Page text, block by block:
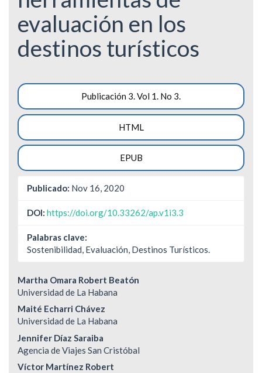
evaluación en los
destinos turísticos
Barra
lateral
del
artículo
Publicación 3. Vol 1. No 3.
HTML
EPUB
Publicado: Nov 16, 2020
DOI: https://doi.org/10.33262/ap.v1i3.3
Palabras clave:
Sostenibilidad, Evaluación, Destinos Turísticos.
Contenido
principal
del
artículo
Martha Omara Robert Beatón
Universidad de La Habana
Maité Echarri Chávez
Universidad de La Habana
Jennifer Díaz Saraiba
Agencia de Viajes San Cristóbal
Víctor Martínez Robert